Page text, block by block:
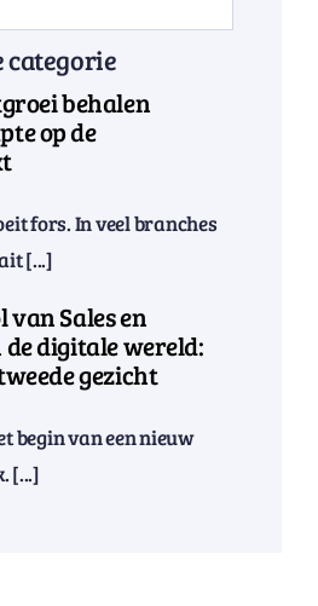
categorie
behalen
op de
fors. In veel branches
[...]
van Sales en
digitale wereld:
gezicht
begin van een nieuw
[...]